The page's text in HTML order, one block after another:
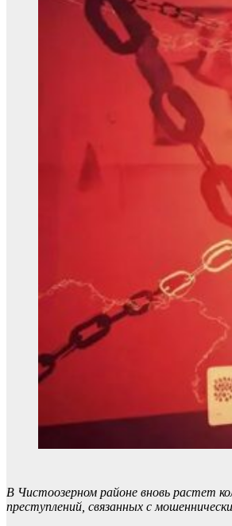
В Чистоозерном районе вновь растет
преступлений, связанных с